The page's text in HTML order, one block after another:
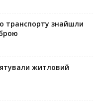
транспорту знайшли
житловий